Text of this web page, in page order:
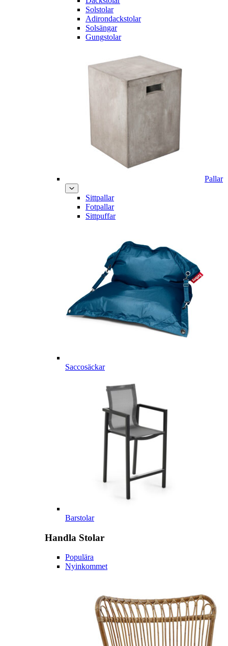
Solstolar
Adirondackstolar
Solsängar
Gungstolar
Pallar
Sittpallar
Fotpallar
Sittpuffar
Saccosäckar
Barstolar
Handla Stolar
Populära
Nyinkommet